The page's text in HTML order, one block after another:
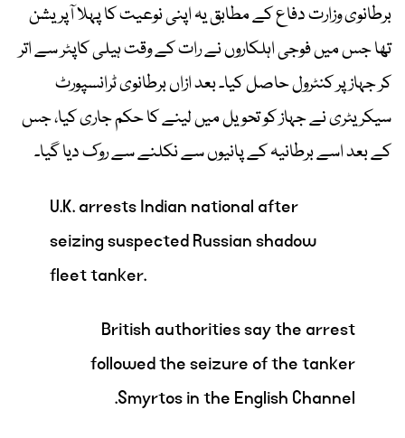
برطانوی وزارت دفاع کے مطابق یہ اپنی نوعیت کا پہلا آپریشن
تھا جس میں فوجی اہلکاروں نے رات کے وقت ہیلی کاپٹر سے اتر
کر جہاز پر کنٹرول حاصل کیا۔ بعد ازاں برطانوی ٹرانسپورٹ
سیکریٹری نے جہاز کو تحویل میں لینے کا حکم جاری کیا، جس
کے بعد اسے برطانیہ کے پانیوں سے نکلنے سے روک دیا گیا۔
U.K. arrests Indian national after
seizing suspected Russian shadow
fleet tanker.
British authorities say the arrest
followed the seizure of the tanker
Smyrtos in the English Channel.